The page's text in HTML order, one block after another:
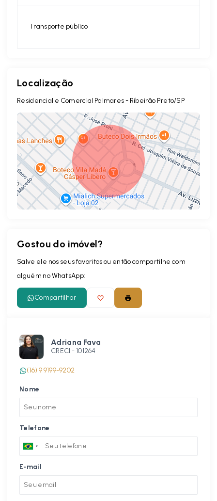
Transporte público
Localização
Residencial e Comercial Palmares - Ribeirão Preto/SP
Gostou do imóvel?
Salve ele nos seus favoritos ou então compartilhe com
alguém no WhatsApp:
Compartilhar
Adriana Fava
CRECI - 101264
(16) 9 9199-9202
Nome
Telefone
E-mail